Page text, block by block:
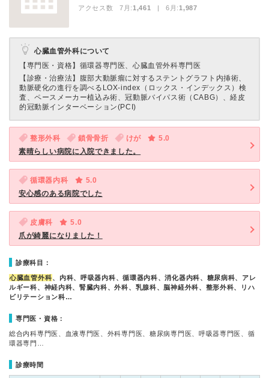
アクセス数 7月:1,461 | 6月:1,987
心臓血管外科について
【専門医・資格】 循環器専門医、心臓血管外科専門医
【診療・治療法】
腹部大動脈瘤に対するステントグラフト内挿術、
動脈硬化の進行を調べるLOX-index（ロックス・インデックス）検
査、ペースメーカー植込み術、冠動脈バイパス術（CABG）、経皮
的冠動脈インターベーション(PCI)
整形外科 鎖骨骨折 けが
5.0
素晴らしい病院に入院できました。
循環器内科
5.0
安心感のある病院でした
皮膚科
5.0
爪が綺麗になりました！
診療科目：
心臓血管外科、内科、呼吸器内科、循環器内科、消化器内科、糖尿病科、アレ
ルギー科、神経内科、腎臓内科、外科、乳腺科、脳神経外科、整形外科、リハ
ビリテーション科…
専門医・資格：
総合内科専門医、血液専門医、外科専門医、糖尿病専門医、呼吸器専門医、循
環器専門…
診療時間